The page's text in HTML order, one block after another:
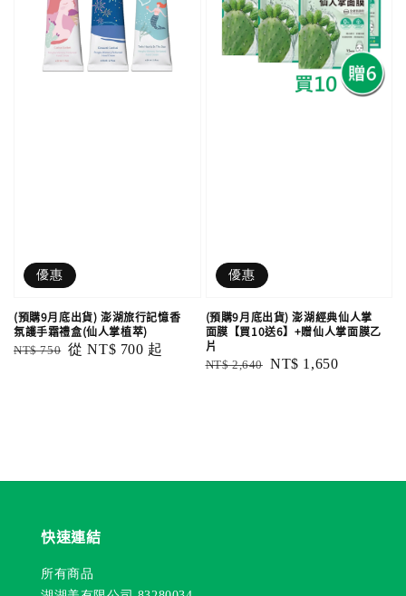
優惠
(預購9月底出貨) 澎湖旅行記憶香
氛護手霜禮盒(仙人掌植萃)
Regular
NT$ 750 Sale
從NT$ 700 起
優惠
(預購9月底出貨) 澎湖經典仙人掌
面膜【買10送6】+贈仙人掌面膜乙
片
Regular
NT$ 2,640 Sale
NT$ 1,650
快速連結
所有商品